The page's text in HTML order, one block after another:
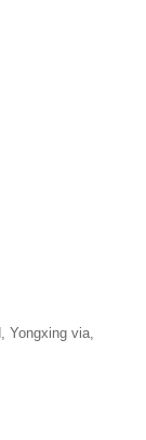
Yongxing via,